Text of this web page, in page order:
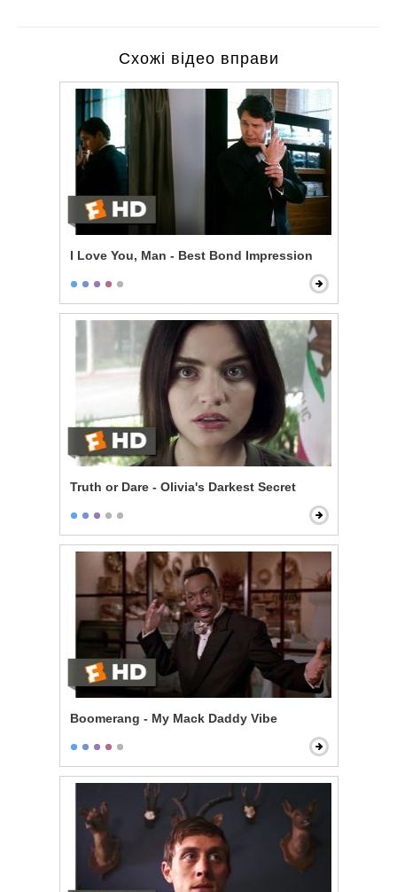
Схожі відео вправи
I Love You, Man - Best Bond Impression
Truth or Dare - Olivia's Darkest Secret
Boomerang - My Mack Daddy Vibe